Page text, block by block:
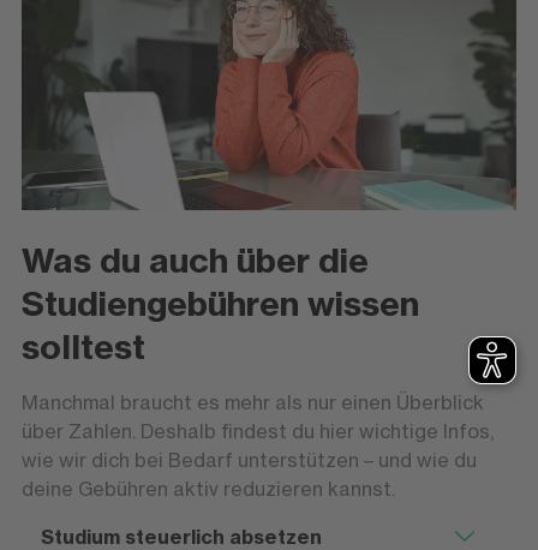
Was du auch über die
Studiengebühren wissen
solltest
Manchmal braucht es mehr als nur einen Überblick
über Zahlen. Deshalb findest du hier wichtige Infos,
wie wir dich bei Bedarf unterstützen – und wie du
deine Gebühren aktiv reduzieren kannst.
Studium steuerlich absetzen